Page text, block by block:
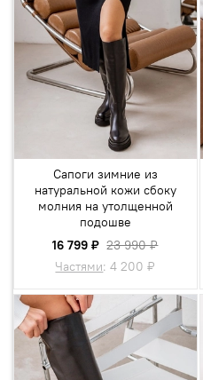
Сапоги зимние из
натуральной кожи сбоку
молния на утолщенной
подошве
16 799 ₽ 23 990 ₽
Частями:4 200 ₽